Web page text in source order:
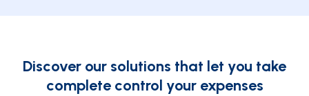
Discover our solutions that let you take
complete control your expenses